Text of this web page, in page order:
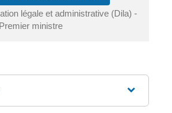
légale et administrative (Dila) -
Premier ministre